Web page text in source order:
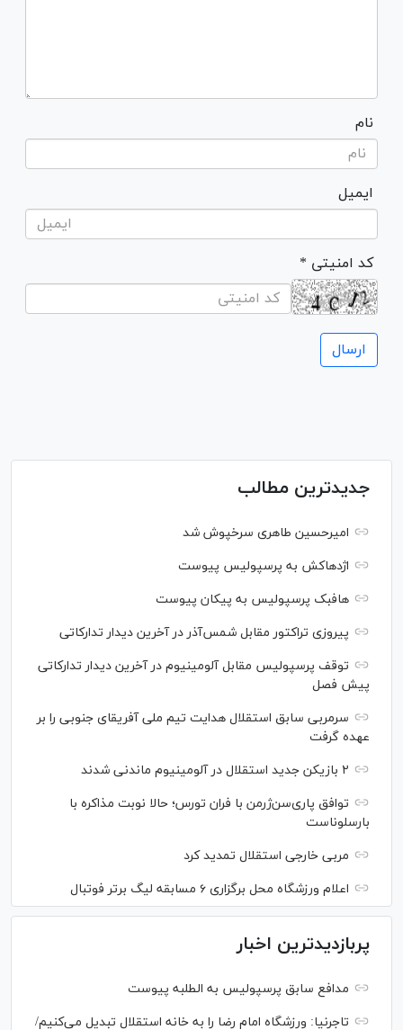
نام
ایمیل
* کد امنیتی
جدیدترین مطالب
امیرحسین طاهری سرخپوش شد
اژدهاکش به پرسپولیس پیوست
هافبک پرسپولیس به پیکان پیوست
پیروزی تراکتور مقابل شمس‌آذر در آخرین دیدار تدارکاتی
توقف پرسپولیس مقابل آلومینیوم در آخرین دیدار تدارکاتی
پیش فصل
سرمربی سابق استقلال هدایت تیم ملی آفریقای جنوبی را بر
عهده گرفت
۲ بازیکن جدید استقلال در آلومینیوم ماندنی شدند
توافق پاری‌سن‌ژرمن با فران تورس؛ حالا نوبت مذاکره با
بارسلوناست
مربی خارجی استقلال تمدید کرد
اعلام ورزشگاه محل برگزاری ۶ مسابقه لیگ برتر فوتبال
پربازدیدترین اخبار
مدافع سابق پرسپولیس به الطلبه پیوست
تاجرنیا: ورزشگاه امام رضا را به خانه استقلال تبدیل می‌کنیم/